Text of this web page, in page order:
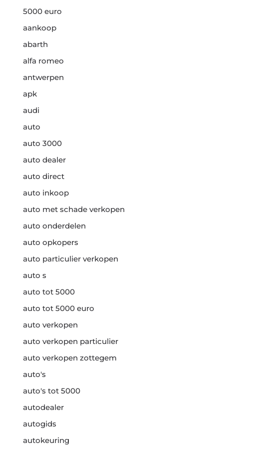
5000 euro
aankoop
abarth
alfa romeo
antwerpen
apk
audi
auto
auto 3000
auto dealer
auto direct
auto inkoop
auto met schade verkopen
auto onderdelen
auto opkopers
auto particulier verkopen
auto s
auto tot 5000
auto tot 5000 euro
auto verkopen
auto verkopen particulier
auto verkopen zottegem
auto's
auto's tot 5000
autodealer
autogids
autokeuring